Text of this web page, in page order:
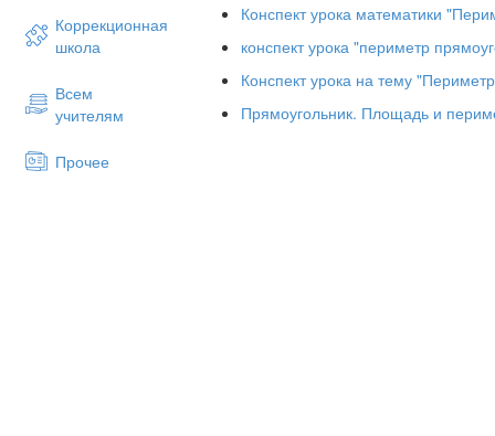
Коррекционная
школа
Всем
учителям
Прочее
(6+7)–5
=8
(9–3)+7
=13
Конспект урока математики
конспект урока "периметр
Конспект урока на тему
Прямоугольник. Площадь и